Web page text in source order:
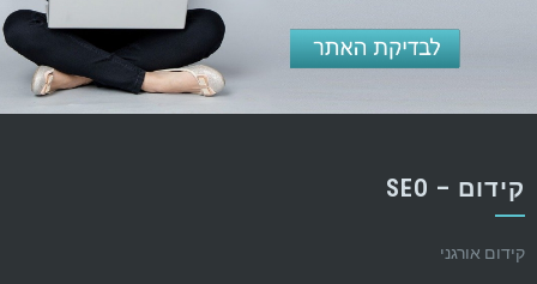
קידום – SEO
קידום אורגני